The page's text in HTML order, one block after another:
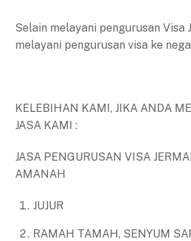
Selain melayani pengurusan Visa
melayani pengurusan visa ke
KELEBIHAN KAMI, JIKA ANDA
JASA KAMI :
JASA PENGURUSAN VISA
AMANAH
JUJUR
RAMAH TAMAH, SENYUM